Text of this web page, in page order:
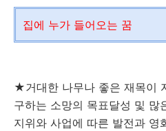
집에 누가 들어오는 꿈
★거대한 나무나 좋은 재목이
구하는 소망의 목표달성 및 많
지위와 사업에 따른 발전과 영